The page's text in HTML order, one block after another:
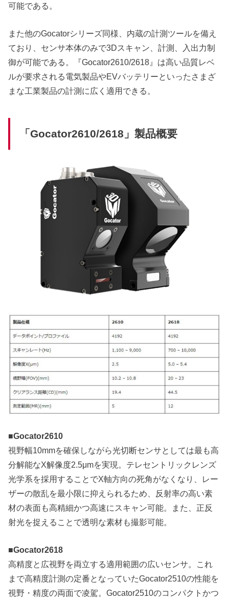
可能である。
また他のGocatorシリーズ同様、内蔵の計測ツールを備え
ており、センサ本体のみで3Dスキャン、計測、入出力制
御が可能である。『Gocator2610/2618』は高い品質レベ
ルが要求される電気製品やEVバッテリーといったさまざ
まな工業製品の計測に広く適用できる。
「Gocator2610/2618」製品概要
■Gocator2610
視野幅10mmを確保しながら光切断センサとしては最も高
分解能なX解像度2.5μmを実現。テレセントリックレンズ
光学系を採用することでX軸方向の死角がなくなり、レー
ザーの散乱を最小限に抑えられるため、反射率の高い素
材の表面も高精細かつ高速にスキャン可能。また、正反
射光を捉えることで透明な素材も撮影可能。
■Gocator2618
高精度と広視野を両立する適用範囲の広いセンサ。これ
まで高精度計測の定番となっていたGocator2510の性能を
視野・精度の両面で凌駕。Gocator2510のコンパクトかつ